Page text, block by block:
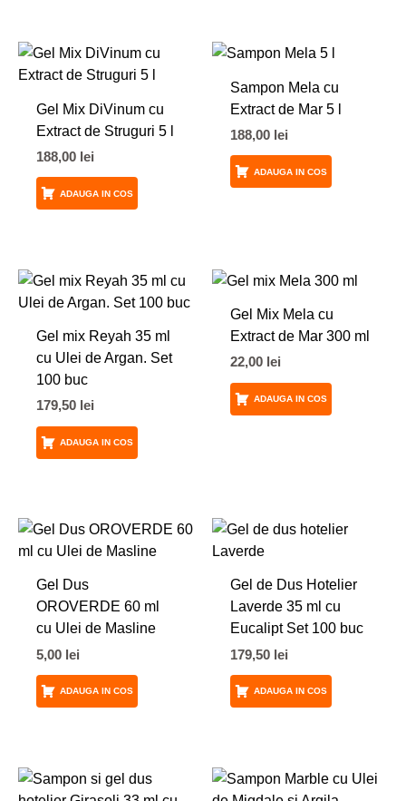
Gel Mix DiVinum cu
Extract de Struguri 5 l
188,00 lei
ADAUGA IN COS
Sampon Mela cu
Extract de Mar 5 l
188,00 lei
ADAUGA IN COS
Gel mix Reyah 35 ml
cu Ulei de Argan. Set
100 buc
179,50 lei
ADAUGA IN COS
Gel Mix Mela cu
Extract de Mar 300 ml
22,00 lei
ADAUGA IN COS
Gel Dus
OROVERDE 60 ml
cu Ulei de Masline
5,00 lei
ADAUGA IN COS
Gel de Dus Hotelier
Laverde 35 ml cu
Eucalipt Set 100 buc
179,50 lei
ADAUGA IN COS